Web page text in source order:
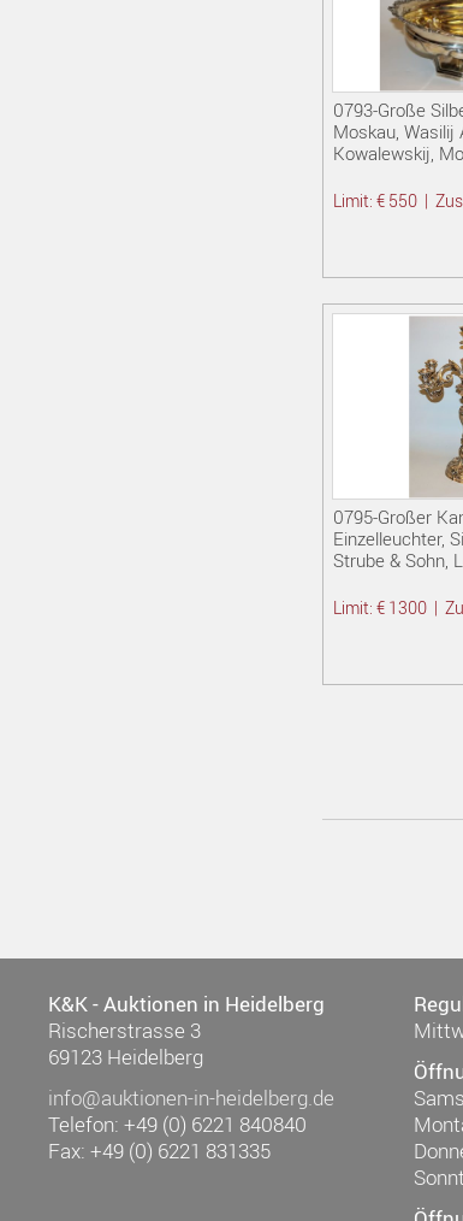
0793-Große
Moskau, Wasilij
Kowalewskij,
Limit: € 550 |
0795-Großer
Einzelleuchter,
Strube & Sohn,
Limit: € 1300 |
K&K - Auktionen in Heidelberg
Rischerstrasse 3
69123 Heidelberg
info@auktionen-in-heidelberg.de
Telefon: +49 (0) 6221 840840
Fax: +49 (0) 6221 831335